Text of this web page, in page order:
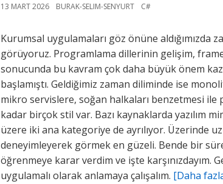
13 MART 2026 BURAK-SELIM-SENYURT C#
Kurumsal uygulamaları göz önüne aldığımızda
görüyoruz. Programlama dillerinin gelişim,
sonucunda bu kavram çok daha büyük önem
başlamıştı. Geldiğimiz zaman diliminde ise
mikro servislere, soğan halkaları benzetmesi ile
kadar birçok stil var. Bazı kaynaklarda yazılım
üzere iki ana kategoriye de ayrılıyor. Üzerinde
deneyimleyerek görmek en güzeli. Bende bir
öğrenmeye karar verdim ve işte karşınızdayım.
uygulamalı olarak anlamaya çalışalım. [Daha